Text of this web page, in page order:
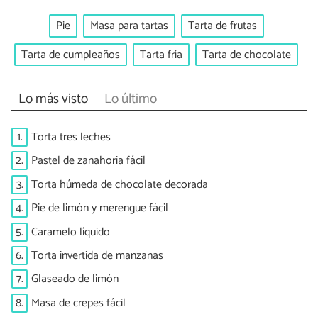
Pie Masa para tartas
Tarta de frutas
Tarta de cumpleaños
Tarta fría Tarta de chocolate
Lo más visto Lo último
1. Torta tres leches
2. Pastel de zanahoria fácil
3. Torta húmeda de chocolate decorada
4. Pie de limón y merengue fácil
5. Caramelo líquido
6. Torta invertida de manzanas
7. Glaseado de limón
8. Masa de crepes fácil